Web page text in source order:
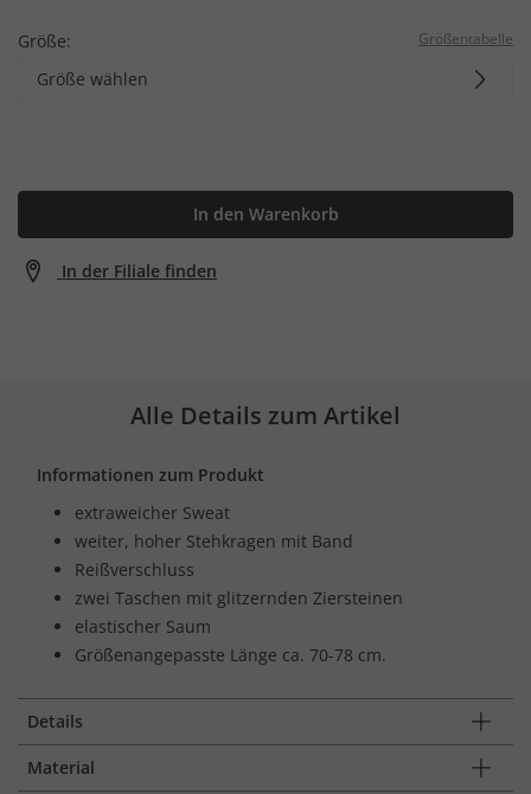
Größe: Größentabelle
Größe wählen
In den Warenkorb
In der Filiale finden
Alle Details zum Artikel
Informationen zum Produkt
extraweicher Sweat
weiter, hoher Stehkragen mit Band
Reißverschluss
zwei Taschen mit glitzernden Ziersteinen
elastischer Saum
Größenangepasste Länge ca. 70-78 cm.
Details
Material